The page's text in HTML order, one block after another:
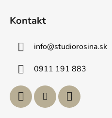
Kontakt
info@studiorosina.sk
0911 191 883